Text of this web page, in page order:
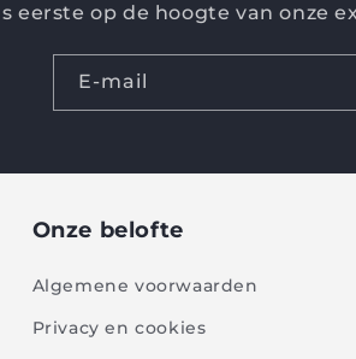
eerste op de hoogte van onze
E-mail
Onze belofte
Algemene voorwaarden
Privacy en cookies